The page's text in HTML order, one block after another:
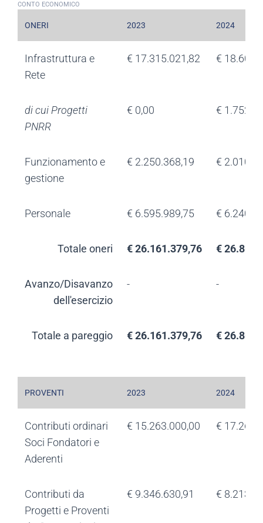
CONTO ECONOMICO
ONERI 2023 2024
Infrastruttura e
Rete
€ 17.315.021,82 €
di cui Progetti
PNRR
€ 0,00 €
Funzionamento e
gestione
€ 2.250.368,19 €
Personale € 6.595.989,75 €
Totale oneri € 26.161.379,76 €
Avanzo/Disavanzo
dell'esercizio
- -
Totale a pareggio € 26.161.379,76 €
PROVENTI 2023 2024
Contributi ordinari
Soci Fondatori e
Aderenti
€ 15.263.000,00 €
Contributi da
Progetti e Proventi
€ 9.346.630,91 €